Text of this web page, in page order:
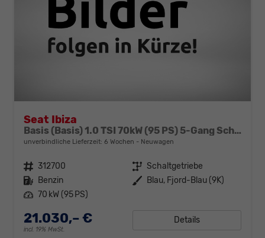
Seat Ibiza
Basis (Basis) 1.0 TSI 70kW (95 PS) 5-Gang Schaltgetriebe
unverbindliche Lieferzeit: 6 Wochen Neuwagen
Fahrzeugnr. 312700 Getriebe Schaltgetriebe
Kraftstoff Benzin Außenfarbe Blau, Fjord-Blau (9K)
Leistung 70 kW (95 PS)
21.030,– €
incl. 19% MwSt.
Details